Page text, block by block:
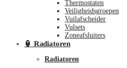
Thermostaten
Veiligheidsgroepen
Vuilafscheider
Vulsets
Zoneafsluiters
🏮 Radiatoren
Radiatoren